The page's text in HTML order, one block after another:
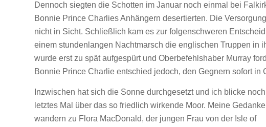
Dennoch siegten die Schotten im Januar noch einmal bei
Bonnie Prince Charlies Anhängern desertierten. Die
nicht in Sicht. Schließlich kam es zur folgenschweren
einem stundenlangen Nachtmarsch die englischen Truppen in
wurde erst zu spät aufgespürt und Oberbefehlshaber Murray
Bonnie Prince Charlie entschied jedoch, den Gegnern sofort in
Inzwischen hat sich die Sonne durchgesetzt und ich blicke
letztes Mal über das so friedlich wirkende Moor. Meine
wandern zu Flora MacDonald, der jungen Frau von der Isle of